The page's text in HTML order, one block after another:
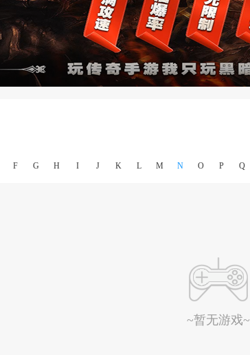
F G H I J K L M N O P Q
~暂无游戏~